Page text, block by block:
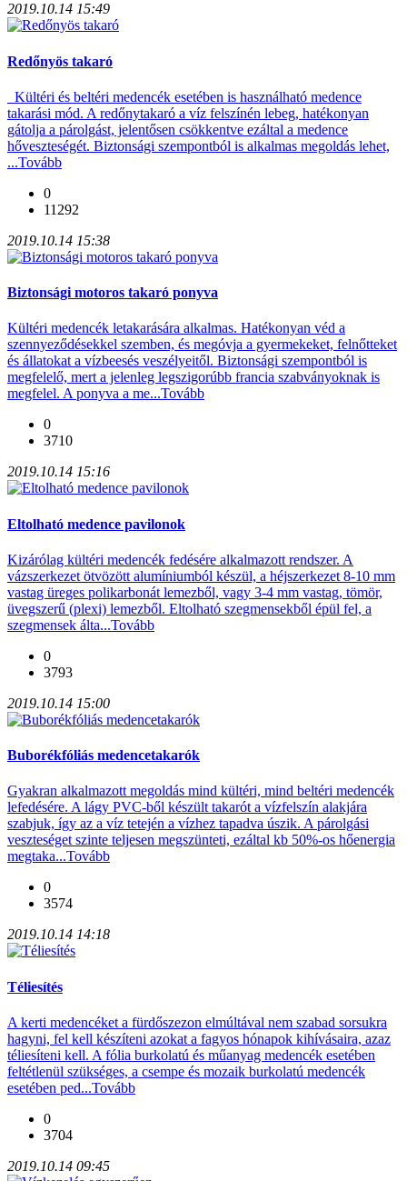
2019.10.14 15:49
Redőnyös takaró
Kültéri és beltéri medencék esetében is használható medence
takarási mód. A redőnytakaró a víz felszínén lebeg, hatékonyan
gátolja a párolgást, jelentősen csökkentve ezáltal a medence
hőveszteségét. Biztonsági szempontból is alkalmas megoldás lehet,
...Tovább
0
11292
2019.10.14 15:38
Biztonsági motoros takaró ponyva
Kültéri medencék letakarására alkalmas. Hatékonyan véd a
szennyeződésekkel szemben, és megóvja a gyermekeket, felnőtteket
és állatokat a vízbeesés veszélyeitől. Biztonsági szempontból is
megfelelő, mert a jelenleg legszigorúbb francia szabványoknak is
megfelel. A ponyva a me...Tovább
0
3710
2019.10.14 15:16
Eltolható medence pavilonok
Kizárólag kültéri medencék fedésére alkalmazott rendszer. A
vázszerkezet ötvözött alumíniumból készül, a héjszerkezet 8-10 mm
vastag üreges polikarbonát lemezből, vagy 3-4 mm vastag, tömör,
üvegszerű (plexi) lemezből. Eltolható szegmensekből épül fel, a
szegmensek álta...Tovább
0
3793
2019.10.14 15:00
Buborékfóliás medencetakarók
Gyakran alkalmazott megoldás mind kültéri, mind beltéri medencék
lefedésére. A lágy PVC-ből készült takarót a vízfelszín alakjára
szabjuk, így az a víz tetején a vízhez tapadva úszik. A párolgási
veszteséget szinte teljesen megszünteti, ezáltal kb 50%-os hőenergia
megtaka...Tovább
0
3574
2019.10.14 14:18
Téliesítés
A kerti medencéket a fürdőszezon elmúltával nem szabad sorsukra
hagyni, fel kell készíteni azokat a fagyos hónapok kihívásaira, azaz
téliesíteni kell. A fólia burkolatú és műanyag medencék esetében
feltétlenül szükséges, a csempe és mozaik burkolatú medencék
esetében ped...Tovább
0
3704
2019.10.14 09:45